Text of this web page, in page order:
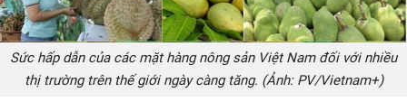
Sức hấp dẫn của các mặt hàng nông sản Việt Nam đối với nhiều
thị trường trên thế giới ngày càng tăng. (Ảnh: PV/Vietnam+)